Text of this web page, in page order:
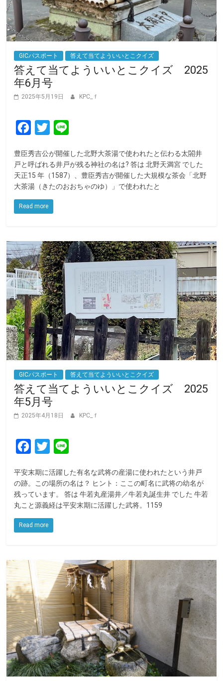
GICパスポート 答えて当てよういいとこクイズ
答えて当てよういいとこクイズ 2025
年6月号
2025年5月19日 KPC_ｆ
c
e
b
o
o
T
i
t
t
e
r
n
e
豊臣秀吉公が開催した北野大茶湯で使われたと伝わる太閤井
戸と呼ばれる井戸が残る神社の名は? 答は 北野天満宮 でした
天正15 年（1587）、豊⾂秀吉が開催した⼤規模な茶会「北野
⼤茶湯（きたのおおちゃのゆ）」で使われたと
Read more
GICパスポート 答えて当てよういいとこクイズ
答えて当てよういいとこクイズ 2025
年5月号
2025年4月18日 KPC_ｆ
c
e
b
o
o
T
i
t
t
e
r
n
e
平安末期に活躍した有名な武将の産湯に使われたという井戸
の跡。この場所の名は？ ヒント：ここの町名に武将の幼名が
残っています。 答は ⽜若丸産湯井／⽜若丸誕⽣井 でした ⽜若
丸こと源義経は平安末期に活躍した武将。1159
Read more